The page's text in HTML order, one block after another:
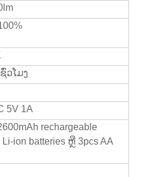
ວໂມງ
5V 1A
rechargeable
Li-ion batteries ຫຼື 3pcs AA